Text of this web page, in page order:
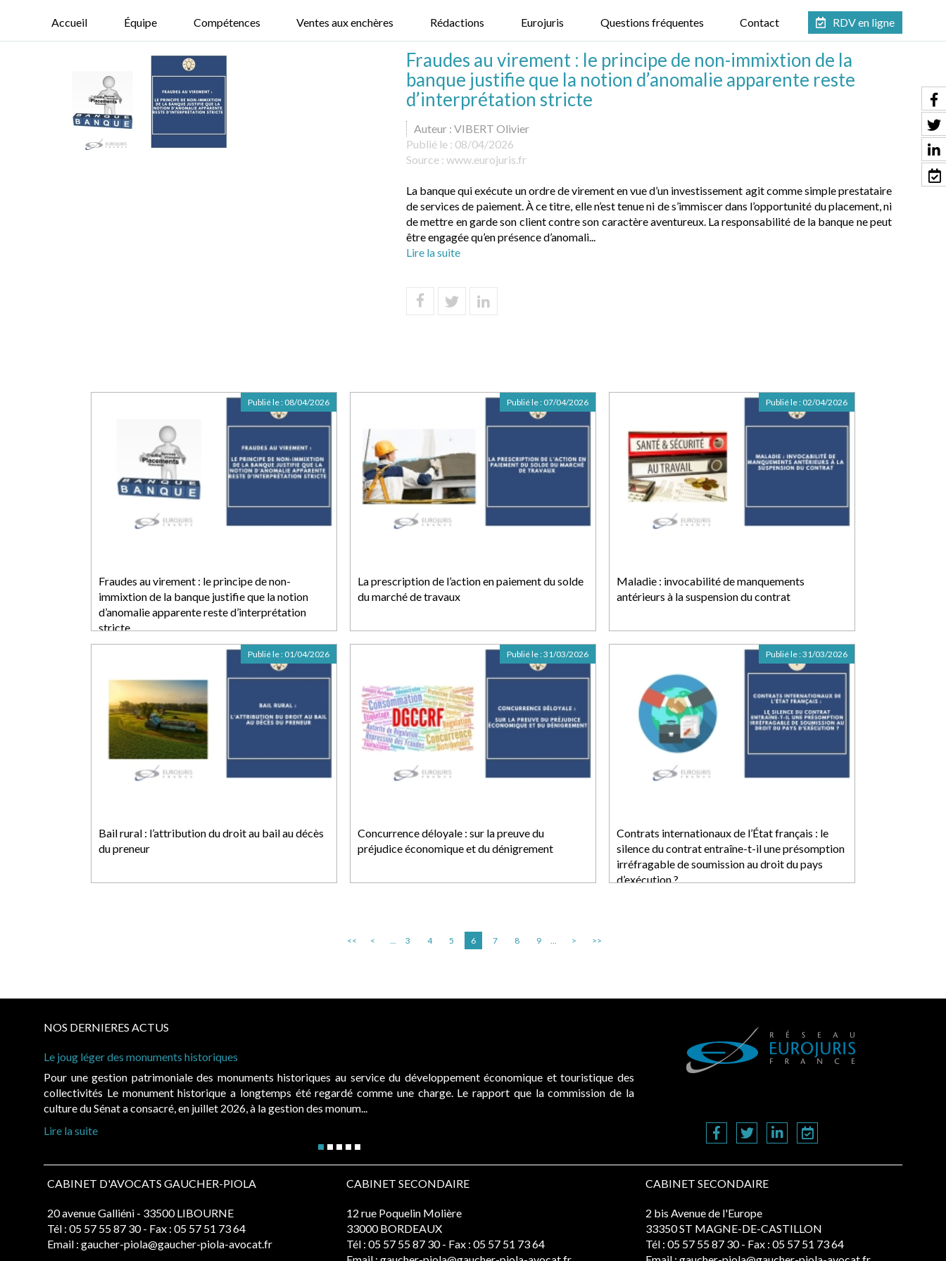
Accueil Équipe Compétences Ventes aux enchères Rédactions Eurojuris Questions fréquentes Contact RDV en ligne
Fraudes au virement : le principe de non-immixtion de la
banque justifie que la notion d’anomalie apparente reste
d’interprétation stricte
Auteur : VIBERT Olivier
Publié le : 08/04/2026
Source : www.eurojuris.fr
La banque qui exécute un ordre de virement en vue d’un investissement agit comme simple prestataire
de services de paiement. À ce titre, elle n’est tenue ni de s’immiscer dans l’opportunité du placement, ni
de mettre en garde son client contre son caractère aventureux. La responsabilité de la banque ne peut
être engagée qu’en présence d’anomali...
Lire la suite
Fraudes au virement : le principe de non-
immixtion de la banque justifie que la notion
d’anomalie apparente reste d’interprétation
stricte
Publié le : 08/04/2026
La prescription de l’action en paiement du solde
du marché de travaux
Publié le : 07/04/2026
Maladie : invocabilité de manquements
antérieurs à la suspension du contrat
Publié le : 02/04/2026
Bail rural : l’attribution du droit au bail au décès
du preneur
Publié le : 01/04/2026
Concurrence déloyale : sur la preuve du
préjudice économique et du dénigrement
Publié le :31/03/2026
Contrats internationaux de l’État français : le
silence du contrat entraîne-t-il une présomption
irréfragable de soumission au droit du pays
d’exécution ?
Publié le :31/03/2026
<< < ... 3 4 5 6 7 8 9 ... > >>
NOS DERNIERES ACTUS
Le joug léger des monuments historiques
Pour une gestion patrimoniale des monuments historiques au service du développement économique et touristique des
collectivités Le monument historique a longtemps été regardé comme une charge. Le rapport que la commission de la
culture du Sénat a consacré, en juillet 2026, à la gestion des monum...
Lire la suite
CABINET D'AVOCATS GAUCHER-PIOLA
20 avenue Galliéni - 33500 LIBOURNE
Tél : 05 57 55 87 30 - Fax : 05 57 51 73 64
Email : gaucher-piola@gaucher-piola-avocat.fr
CABINET SECONDAIRE
12 rue Poquelin Molière
33000 BORDEAUX
Tél : 05 57 55 87 30 - Fax : 05 57 51 73 64
CABINET SECONDAIRE
2 bis Avenue de l'Europe
33350 ST MAGNE-DE-CASTILLON
Tél : 05 57 55 87 30 - Fax : 05 57 51 73 64